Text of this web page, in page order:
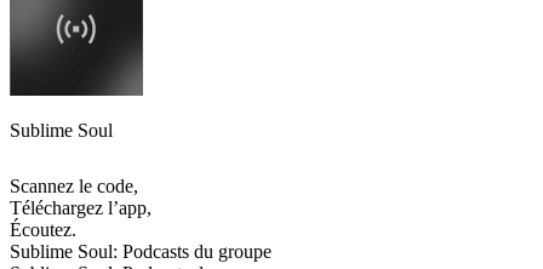
Sublime Soul
Scannez le code,
Téléchargez l’app,
Écoutez.
Sublime Soul: Podcasts du groupe